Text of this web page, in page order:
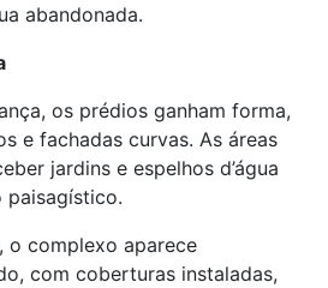
abandonada.
os prédios ganham forma,
e fachadas curvas. As áreas
jardins e espelhos d’água
paisagístico.
o complexo aparece
com coberturas instaladas,